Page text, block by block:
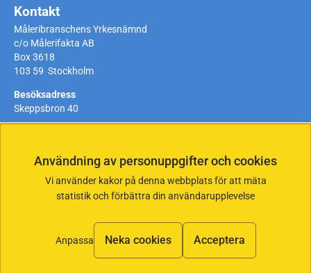
Kontakt
Måleribranschens Yrkesnämnd
c/o Målerifakta AB
Box 3618
103 59 Stockholm
Besöksadress
Skeppsbron 40
myn@malerifakta.se
Copyright Ⓒ 2026 Vår integritetspolicy
Om Cookies
Cookie inställningar
Användning av personuppgifter och cookies
Vi använder kakor på denna webbplats för att mäta
statistik och förbättra din användarupplevelse
Anpassa Neka cookies Acceptera